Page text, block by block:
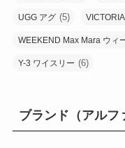
UGG アグ (5)
WEEKEND Max Mara ウィ
Y-3 ワイスリー (6)
ブランド（アルフ